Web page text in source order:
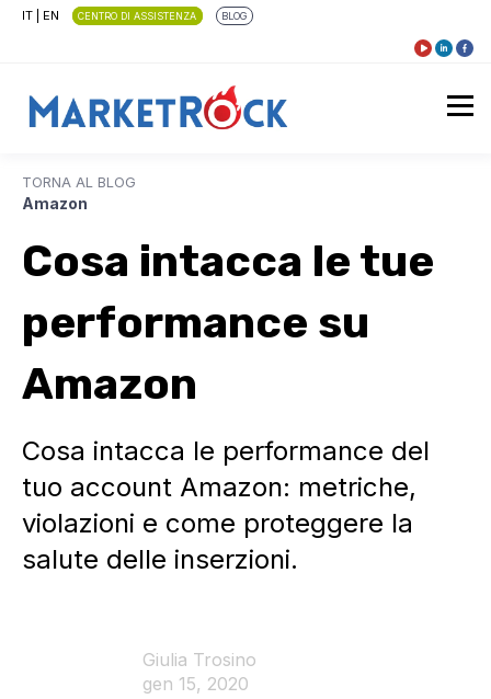
IT EN CENTRO DI ASSISTENZA BLOG
TORNA AL BLOG
Amazon
Cosa intacca le tue
performance su
Amazon
Cosa intacca le performance del
tuo account Amazon: metriche,
violazioni e come proteggere la
salute delle inserzioni.
Giulia Trosino
gen 15, 2020